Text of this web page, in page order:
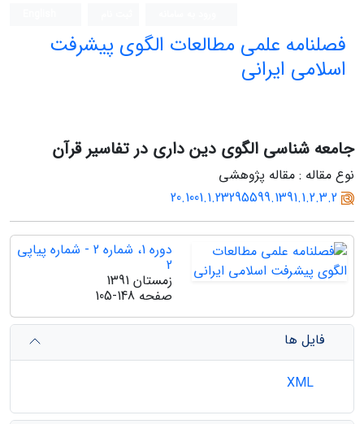
فصلنامه علمی مطالعات الگوی پیشرفت
اسلامی ایرانی
جامعه شناسی الگوی دین داری در تفاسیر قرآن
نوع مقاله : مقاله پژوهشی
20.1001.1.23295599.1391.1.2.3.2
دوره 1، شماره 2 - شماره پیاپی
2
زمستان 1391
صفحه 105-148
فایل ها